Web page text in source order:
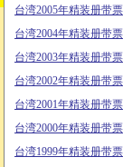
台湾2005年精装册带票
台湾2004年精装册带票
台湾2003年精装册带票
台湾2002年精装册带票
台湾2001年精装册带票
台湾2000年精装册带票
台湾1999年精装册带票